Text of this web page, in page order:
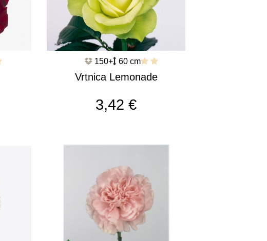
150+ 60 cm
Vrtnica Lemonade
3,42 €